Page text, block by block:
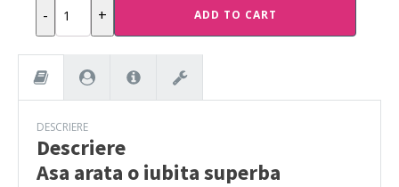
-
Asa
arata
o
iubita
superba
quantity
+ ADD TO CART
DESCRIERE
Descriere
Asa arata o iubita superba